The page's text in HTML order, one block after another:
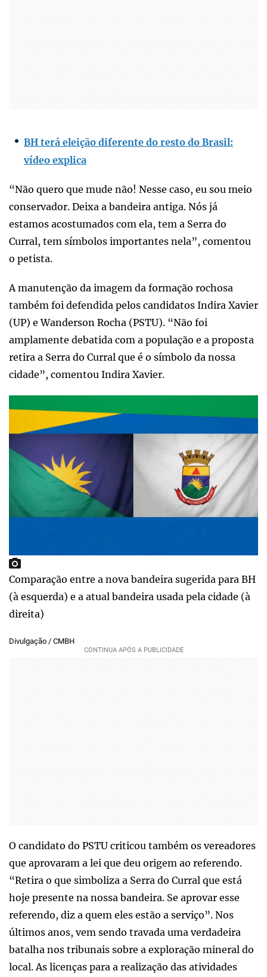
BH terá eleição diferente do resto do Brasil:
vídeo explica
“Não quero que mude não! Nesse caso, eu sou meio
conservador. Deixa a bandeira antiga. Nós já
estamos acostumados com ela, tem a Serra do
Curral, tem símbolos importantes nela”, comentou
o petista.
A manutenção da imagem da formação rochosa
também foi defendida pelos candidatos Indira Xavier
(UP) e Wanderson Rocha (PSTU). “Não foi
amplamente debatida com a população e a proposta
retira a Serra do Curral que é o símbolo da nossa
cidade”, comentou Indira Xavier.
Comparação entre a nova bandeira sugerida para BH
(à esquerda) e a atual bandeira usada pela cidade (à
direita)
Divulgação / CMBH
O candidato do PSTU criticou também os vereadores
que aprovaram a lei que deu origem ao referendo.
“Retira o que simboliza a Serra do Curral que está
hoje presente na nossa bandeira. Se aprovar esse
referendo, diz a quem eles estão a serviço”. Nos
últimos anos, vem sendo travada uma verdadeira
batalha nos tribunais sobre a exploração mineral do
local. As licenças para a realização das atividades